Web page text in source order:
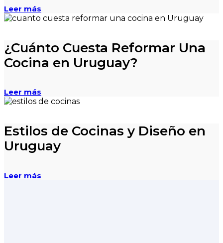
Leer más
¿Cuánto Cuesta Reformar Una
Cocina en Uruguay?
Leer más
Estilos de Cocinas y Diseño en
Uruguay
Leer más